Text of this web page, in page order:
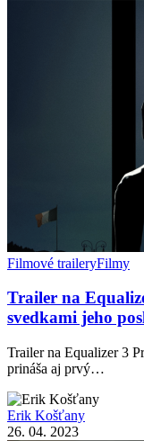
Filmové traileryFilmy
Trailer na
svedkami jeho
Trailer na Equalizer 3
prináša aj prvý…
Erik Košťany
26. 04. 2023